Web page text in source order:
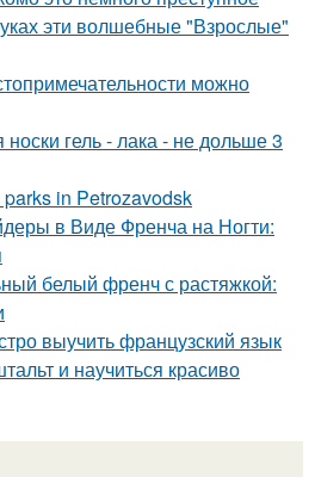
эти волшебные "Взрослые"
можно
гель - лака - не дольше 3
in Petrozavodsk
в Виде Френча на Ногти:
белый френч с растяжкой:
выучить французский язык
и научиться красиво